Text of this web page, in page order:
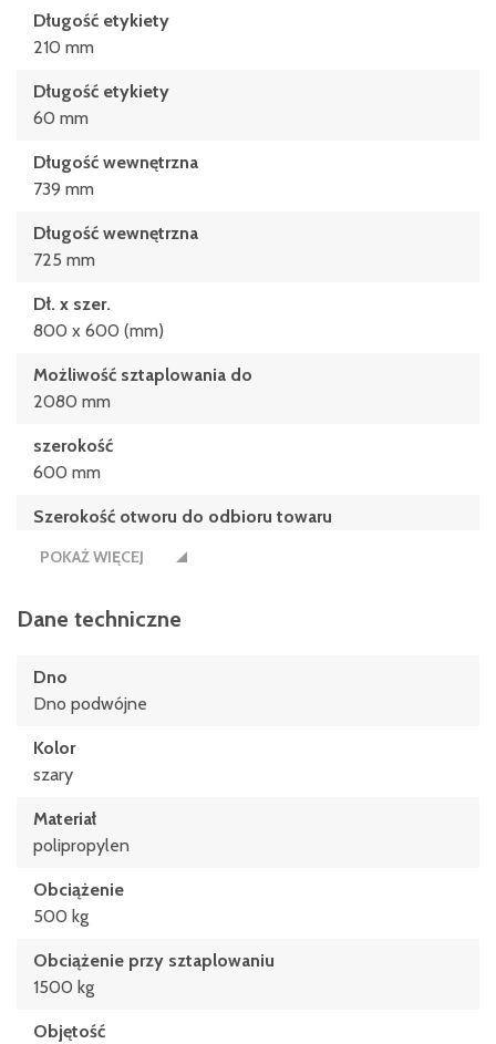
Długość etykiety
210 mm
Długość etykiety
60 mm
Długość wewnętrzna
739 mm
Długość wewnętrzna
725 mm
Dł. x szer.
800 x 600 (mm)
Możliwość sztaplowania do
2080 mm
szerokość
600 mm
Szerokość otworu do odbioru towaru
658.5 mm
525 mm
539 mm
520 mm
310 mm
373 mm
POKAŻ WIĘCEJ
Dane techniczne
Dno
Dno podwójne
Kolor
szary
Materiał
polipropylen
Obciążenie
500 kg
Obciążenie przy sztaplowaniu
1500 kg
Objętość